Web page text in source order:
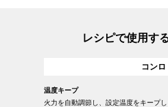
レシピで使用す
コンロ
温度キープ
火力を自動調節し、設定温度をキープ